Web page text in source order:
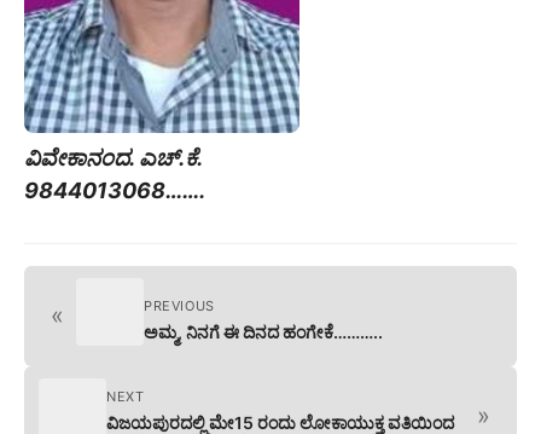
ವಿವೇಕಾನಂದ. ಎಚ್.ಕೆ.
9844013068…….
« PREVIOUS
ಅಮ್ಮ, ನಿನಗೆ ಈ ದಿನದ ಹಂಗೇಕೆ………..
NEXT
ವಿಜಯಪುರದಲ್ಲಿ ಮೇ15 ರಂದು ಲೋಕಾಯುಕ್ತ ವತಿಯಿಂದ
»